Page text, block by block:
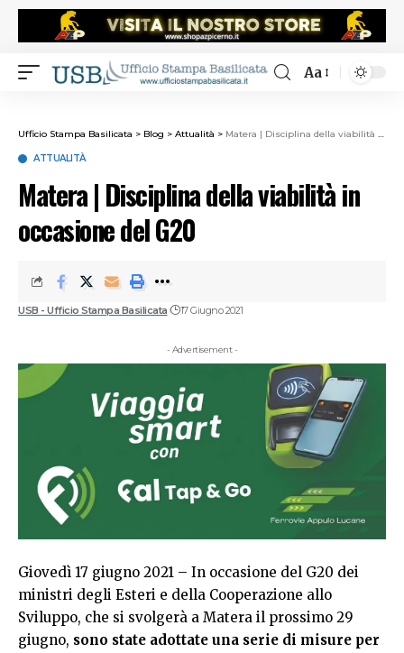
Aa
Ufficio Stampa Basilicata > Blog > Attualità > Matera | Disciplina della viabilità in occasione del G20
ATTUALITÀ
Matera | Disciplina della viabilità in
occasione del G20
USB - Ufficio Stampa Basilicata 17 Giugno 2021
- Advertisement -
Giovedì 17 giugno 2021 – In occasione del G20 dei
ministri degli Esteri e della Cooperazione allo
Sviluppo, che si svolgerà a Matera il prossimo 29
giugno, sono state adottate una serie di misure per